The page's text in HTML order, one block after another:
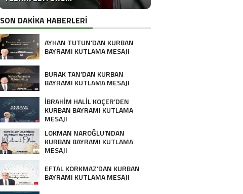
SON DAKİKA HABERLERİ
AYHAN TUTUN’DAN KURBAN
BAYRAMI KUTLAMA MESAJI
BURAK TAN’DAN KURBAN
BAYRAMI KUTLAMA MESAJI
İBRAHİM HALİL KOÇER’DEN
KURBAN BAYRAMI KUTLAMA
MESAJI
LOKMAN NAROĞLU’NDAN
KURBAN BAYRAMI KUTLAMA
MESAJI
EFTAL KORKMAZ’DAN KURBAN
BAYRAMI KUTLAMA MESAJI